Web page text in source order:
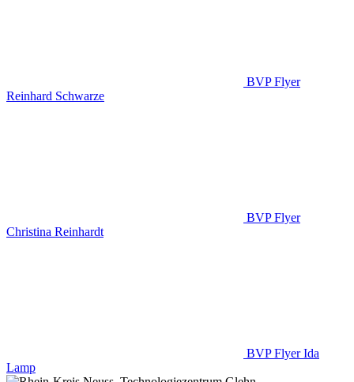
BVP Flyer
Reinhard Schwarze
BVP Flyer
Christina Reinhardt
BVP Flyer Ida
Lamp